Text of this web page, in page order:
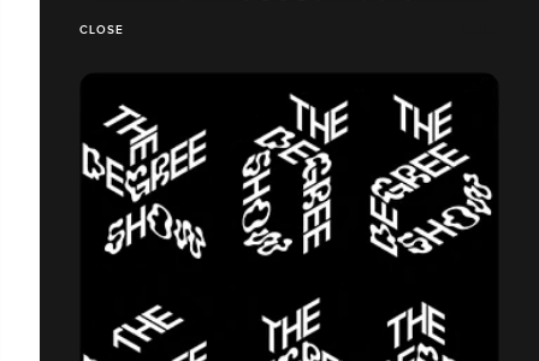
CLOSE